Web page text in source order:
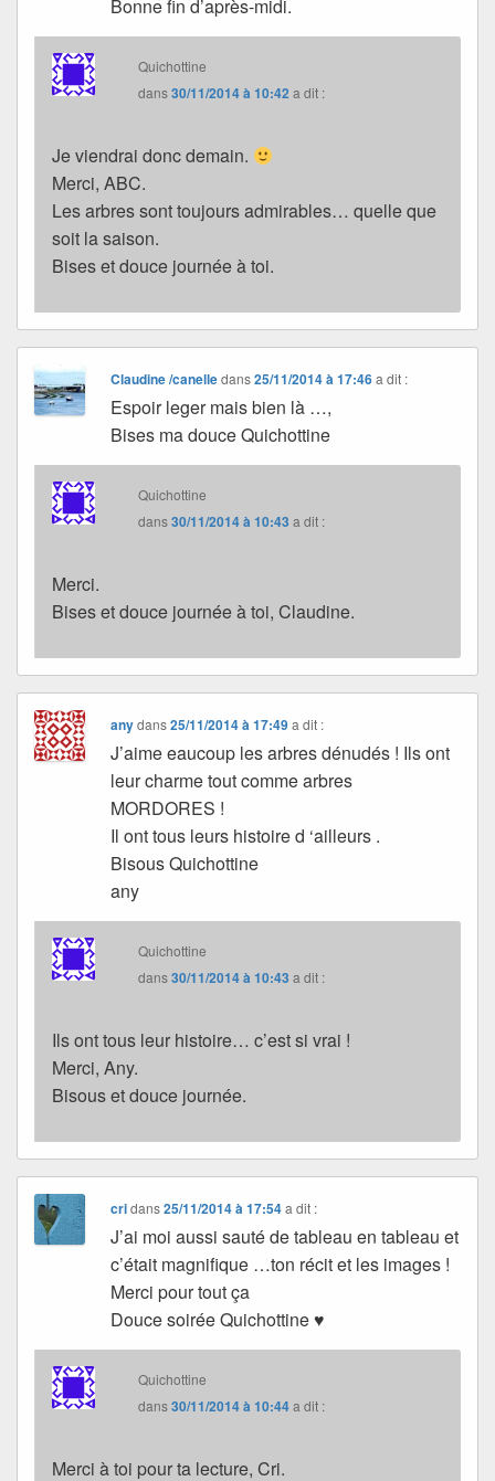
Bonne fin d’après-midi.
Quichottine
dans30/11/2014 à 10:42 a dit :
Je viendrai donc demain.
Merci, ABC.
Les arbres sont toujours admirables… quelle que
soit la saison.
Bises et douce journée à toi.
Claudine /canelledans25/11/2014 à 17:46 a dit :
Espoir leger mais bien là …,
Bises ma douce Quichottine
Quichottine
dans30/11/2014 à 10:43 a dit :
Merci.
Bises et douce journée à toi, Claudine.
anydans25/11/2014 à 17:49 a dit :
J’aime eaucoup les arbres dénudés ! Ils ont
leur charme tout comme arbres
MORDORES !
Il ont tous leurs histoire d ‘ailleurs .
Bisous Quichottine
any
Quichottine
dans30/11/2014 à 10:43 a dit :
Ils ont tous leur histoire… c’est si vrai !
Merci, Any.
Bisous et douce journée.
cridans25/11/2014 à 17:54 a dit :
J’ai moi aussi sauté de tableau en tableau et
c’était magnifique …ton récit et les images !
Merci pour tout ça
Douce soirée Quichottine ♥
Quichottine
dans30/11/2014 à 10:44a dit :
Merci à toi pour ta lecture, Cri.